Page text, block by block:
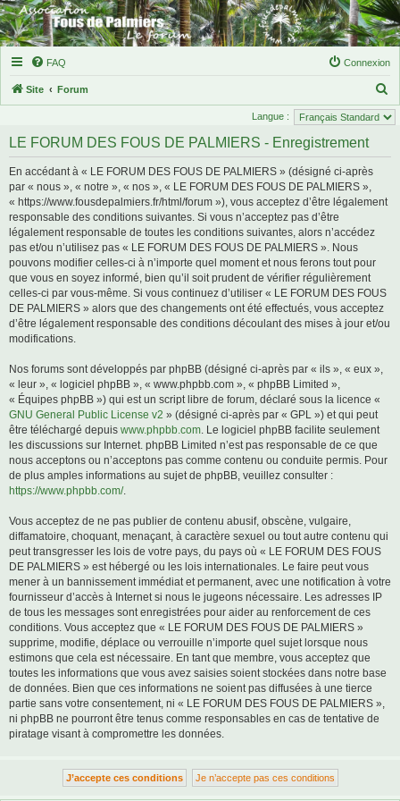
FAQ Connexion
Site Forum
e
Langue :
LE FORUM DES FOUS DE PALMIERS - Enregistrement
En accédant à « LE FORUM DES FOUS DE PALMIERS » (désigné ci-après
par « nous », « notre », « nos », « LE FORUM DES FOUS DE PALMIERS »,
« https://www.fousdepalmiers.fr/html/forum »), vous acceptez d’être légalement
responsable des conditions suivantes. Si vous n’acceptez pas d’être
légalement responsable de toutes les conditions suivantes, alors n’accédez
pas et/ou n’utilisez pas « LE FORUM DES FOUS DE PALMIERS ». Nous
pouvons modifier celles-ci à n’importe quel moment et nous ferons tout pour
que vous en soyez informé, bien qu’il soit prudent de vérifier régulièrement
celles-ci par vous-même. Si vous continuez d’utiliser « LE FORUM DES FOUS
DE PALMIERS » alors que des changements ont été effectués, vous acceptez
d’être légalement responsable des conditions découlant des mises à jour et/ou
modifications.
Nos forums sont développés par phpBB (désigné ci-après par « ils », « eux »,
« leur », « logiciel phpBB », « www.phpbb.com », « phpBB Limited »,
« Équipes phpBB ») qui est un script libre de forum, déclaré sous la licence «
GNU General Public License v2 » (désigné ci-après par « GPL ») et qui peut
être téléchargé depuis www.phpbb.com. Le logiciel phpBB facilite seulement
les discussions sur Internet. phpBB Limited n’est pas responsable de ce que
nous acceptons ou n’acceptons pas comme contenu ou conduite permis. Pour
de plus amples informations au sujet de phpBB, veuillez consulter :
https://www.phpbb.com/.
Vous acceptez de ne pas publier de contenu abusif, obscène, vulgaire,
diffamatoire, choquant, menaçant, à caractère sexuel ou tout autre contenu qui
peut transgresser les lois de votre pays, du pays où « LE FORUM DES FOUS
DE PALMIERS » est hébergé ou les lois internationales. Le faire peut vous
mener à un bannissement immédiat et permanent, avec une notification à votre
fournisseur d’accès à Internet si nous le jugeons nécessaire. Les adresses IP
de tous les messages sont enregistrées pour aider au renforcement de ces
conditions. Vous acceptez que « LE FORUM DES FOUS DE PALMIERS »
supprime, modifie, déplace ou verrouille n’importe quel sujet lorsque nous
estimons que cela est nécessaire. En tant que membre, vous acceptez que
toutes les informations que vous avez saisies soient stockées dans notre base
de données. Bien que ces informations ne soient pas diffusées à une tierce
partie sans votre consentement, ni « LE FORUM DES FOUS DE PALMIERS »,
ni phpBB ne pourront être tenus comme responsables en cas de tentative de
piratage visant à compromettre les données.